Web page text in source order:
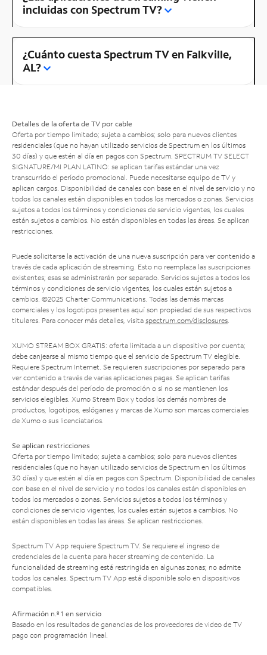
incluidas con Spectrum TV?
¿Cuánto cuesta Spectrum TV en Falkville,
AL?
Detalles de la oferta de TV por cable
Oferta por tiempo limitado; sujeta a cambios; solo para nuevos clientes
residenciales (que no hayan utilizado servicios de Spectrum en los últimos
30 días) y que estén al día en pagos con Spectrum. SPECTRUM TV SELECT
SIGNATURE/MI PLAN LATINO: se aplican tarifas estándar una vez
transcurrido el período promocional. Puede necesitarse equipo de TV y
aplican cargos. Disponibilidad de canales con base en el nivel de servicio y no
todos los canales están disponibles en todos los mercados o zonas. Servicios
sujetos a todos los términos y condiciones de servicio vigentes, los cuales
están sujetos a cambios. No están disponibles en todas las áreas. Se aplican
restricciones.
Puede solicitarse la activación de una nueva suscripción para ver contenido a
través de cada aplicación de streaming. Esto no reemplaza las suscripciones
existentes; esas se administrarán por separado. Servicios sujetos a todos los
términos y condiciones de servicio vigentes, los cuales están sujetos a
cambios. ©2025 Charter Communications. Todas las demás marcas
comerciales y los logotipos presentes aquí son propiedad de sus respectivos
titulares. Para conocer más detalles, visita spectrum.com/disclosures.
XUMO STREAM BOX GRATIS: oferta limitada a un dispositivo por cuenta;
debe canjearse al mismo tiempo que el servicio de Spectrum TV elegible.
Requiere Spectrum Internet. Se requieren suscripciones por separado para
ver contenido a través de varias aplicaciones pagas. Se aplican tarifas
estándar después del período de promoción o si no se mantienen los
servicios elegibles. Xumo Stream Box y todos los demás nombres de
productos, logotipos, eslóganes y marcas de Xumo son marcas comerciales
de Xumo o sus licenciatarios.
Se aplican restricciones
Oferta por tiempo limitado; sujeta a cambios; solo para nuevos clientes
residenciales (que no hayan utilizado servicios de Spectrum en los últimos
30 días) y que estén al día en pagos con Spectrum. Disponibilidad de canales
con base en el nivel de servicio y no todos los canales están disponibles en
todos los mercados o zonas. Servicios sujetos a todos los términos y
condiciones de servicio vigentes, los cuales están sujetos a cambios. No
están disponibles en todas las áreas. Se aplican restricciones.
Spectrum TV App requiere Spectrum TV. Se requiere el ingreso de
credenciales de la cuenta para hacer streaming de contenido. La
funcionalidad de streaming está restringida en algunas zonas; no admite
todos los canales. Spectrum TV App está disponible solo en dispositivos
compatibles.
Afirmación n.º 1 en servicio
Basado en los resultados de ganancias de los proveedores de video de TV
pago con programación lineal.